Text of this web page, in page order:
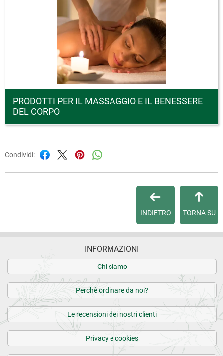
PRODOTTI PER IL MASSAGGIO E IL BENESSERE
DEL CORPO
Condividi:
TORNA SU
INDIETRO
INFORMAZIONI
Chi siamo
Perchè ordinare da noi?
Le recensioni dei nostri clienti
Privacy e cookies